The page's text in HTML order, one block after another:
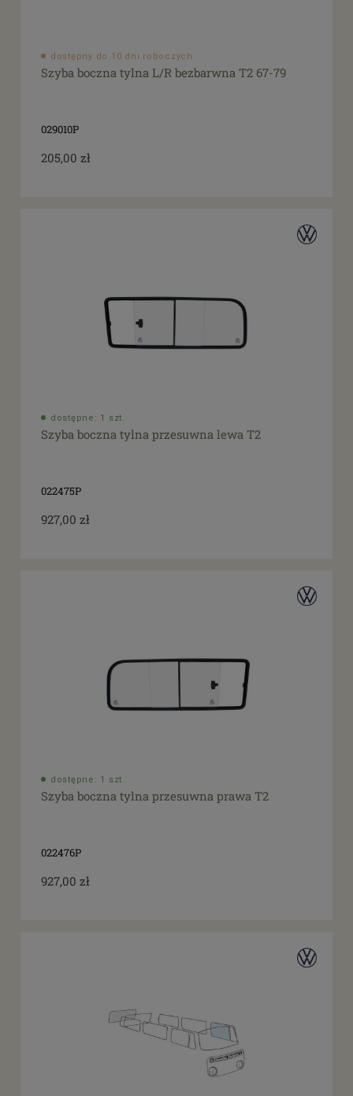
dostępny do 10 dni roboczych
Szyba boczna tylna L/R bezbarwna T2 67-79
029010P
205,00 zł
dostępne: 1 szt.
Szyba boczna tylna przesuwna lewa T2
022475P
927,00 zł
dostępne: 1 szt.
Szyba boczna tylna przesuwna prawa T2
022476P
927,00 zł